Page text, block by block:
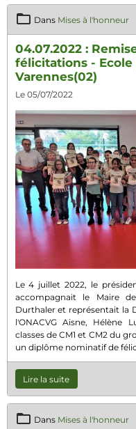
Dans Mises à l'honneur
04.07.2022 :
félicitations -
Varennes(02)
Le 05/07/2022
Le 4 juillet 2022, le
accompagnait le Maire de
Durthaler et représentait la
l'ONACVG Aisne, Hélène
classes de CM1 et CM2 du
un diplôme nominatif de
Lire la suite
Dans Mises à l'honneur